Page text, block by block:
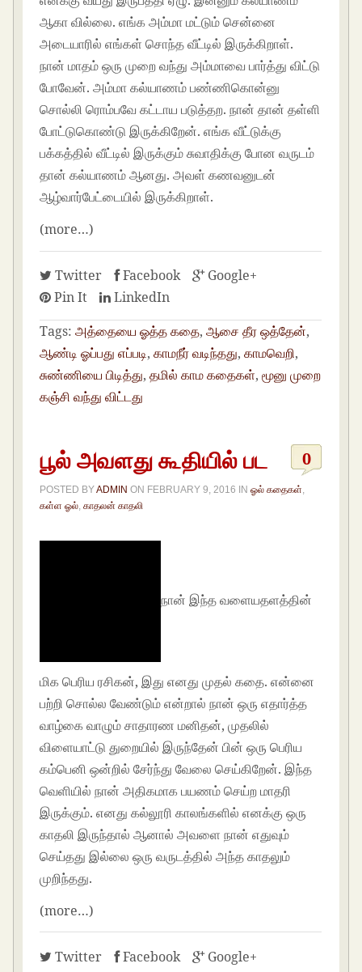
ஆகா வில்லை. எங்க அம்மா மட்டும் சென்னை
அடையாரில் எங்கள் சொந்த வீட்டில் இருக்கிறாள்.
நான் மாதம் ஒரு முறை வந்து அம்மாவை பார்த்து விட்டு
போவேன். அம்மா கல்யாணம் பண்ணிகொன்னு
சொல்லி ரொம்பவே கட்டாய படுத்தற. நான் தான் தள்ளி
போட்டுகொண்டு இருக்கிறேன். எங்க வீட்டுக்கு
பக்கத்தில் வீட்டில் இருக்கும் சுவாதிக்கு போன வருடம்
தான் கல்யாணம் ஆனது. அவள் கணவனுடன்
ஆழ்வார்பேட்டையில் இருக்கிறாள்.
(more…)
Twitter Facebook
Google+
Pin It
LinkedIn
Tags: அத்தையை ஓத்த கதை,ஆசை தீர ஒத்தேன்,
ஆண்டி ஓப்பது எப்படி,காமநீர் வடிந்தது,காமவெறி,
சுண்ணியை பிடித்து,தமில் காம கதைகள்,மூனு முறை
கஞ்சி வந்து விட்டது
பூல் அவளது கூதியில் பட 0
POSTED BY ADMIN ON FEBRUARY 9, 2016 INஓல் கதைகள்
கள்ள ஓல் ,காதலன் காதலி
நான் இந்த வளையதளத்தின்
மிக பெரிய ரசிகன், இது எனது முதல் கதை. என்னை
பற்றி சொல்ல வேண்டும் என்றால் நான் ஒரு எதார்த்த
வாழ்கை வாழும் சாதாரண மனிதன், முதலில்
விளையாட்டு துறையில் இருந்தேன் பின் ஒரு பெரிய
கம்பெனி ஒன்றில் சேர்ந்து வேலை செய்கிறேன். இந்த
வெளியில் நான் அதிகமாக பயணம் செய்ற மாதரி
இருக்கும். எனது கல்லூரி காலங்களில் எனக்கு ஒரு
காதலி இருந்தால் ஆனால் அவளை நான் எதுவும்
செய்தது இல்லை ஒரு வருடத்தில் அந்த காதலும்
முறிந்தது.
(more…)
Twitter Facebook
Google+